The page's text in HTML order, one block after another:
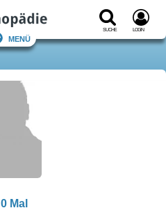
Suche Login
Menü
0 Mal